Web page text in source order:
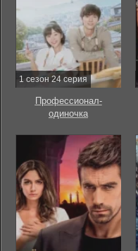
1 сезон 24 серия
Профессионал-
одиночка